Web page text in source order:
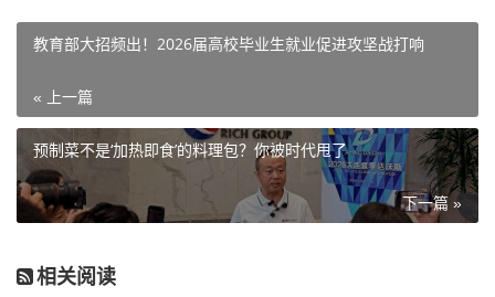
教育部大招频出！2026届高校毕业生就业促进攻坚战打响
« 上一篇
预制菜不是‘加热即食’的料理包？你被时代甩了
下一篇 »
相关阅读